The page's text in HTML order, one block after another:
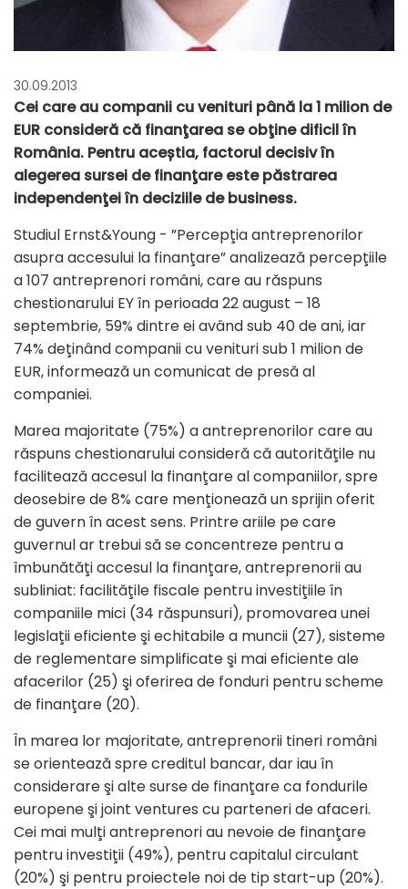
30.09.2013
Cei care au companii cu venituri până la 1 milion de
EUR consideră că finanţarea se obţine dificil în
România. Pentru aceștia, factorul decisiv în
alegerea sursei de finanţare este păstrarea
independenţei în deciziile de business.
Studiul Ernst&Young - ”Percepţia antreprenorilor
asupra accesului la finanţare” analizează percepţiile
a 107 antreprenori români, care au răspuns
chestionarului EY în perioada 22 august – 18
septembrie, 59% dintre ei având sub 40 de ani, iar
74% deţinând companii cu venituri sub 1 milion de
EUR, informează un comunicat de presă al
companiei.
Marea majoritate (75%) a antreprenorilor care au
răspuns chestionarului consideră că autorităţile nu
facilitează accesul la finanţare al companiilor, spre
deosebire de 8% care menţionează un sprijin oferit
de guvern în acest sens. Printre ariile pe care
guvernul ar trebui să se concentreze pentru a
îmbunătăţi accesul la finanţare, antreprenorii au
subliniat: facilităţile fiscale pentru investiţiile în
companiile mici (34 răspunsuri), promovarea unei
legislaţii eficiente şi echitabile a muncii (27), sisteme
de reglementare simplificate şi mai eficiente ale
afacerilor (25) şi oferirea de fonduri pentru scheme
de finanţare (20).
În marea lor majoritate, antreprenorii tineri români
se orientează spre creditul bancar, dar iau în
considerare şi alte surse de finanţare ca fondurile
europene şi joint ventures cu parteneri de afaceri.
Cei mai mulţi antreprenori au nevoie de finanţare
pentru investiţii (49%), pentru capitalul circulant
(20%) şi pentru proiectele noi de tip start-up (20%).